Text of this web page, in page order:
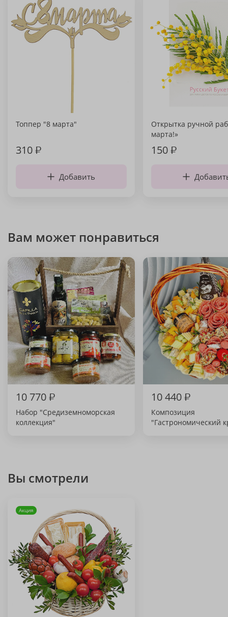
Топпер "8 марта"
310₽
Добавить
Открытка ручной
марта!»
150₽
Вам может понравиться
10 770₽
Набор "Средиземноморская
коллекция"
10 440₽
Композиция
"Гастрономический
Вы смотрели
Акция